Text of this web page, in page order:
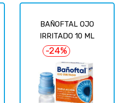
BAÑOFTAL OJO
IRRITADO 10 ML
-24%